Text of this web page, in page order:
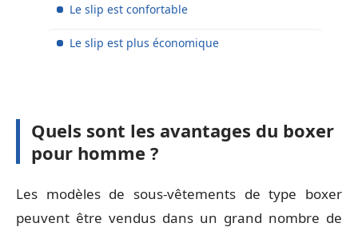
Le slip est confortable
Le slip est plus économique
Quels sont les avantages du boxer
pour homme ?
Les modèles de sous-vêtements de type boxer
peuvent être vendus dans un grand nombre de